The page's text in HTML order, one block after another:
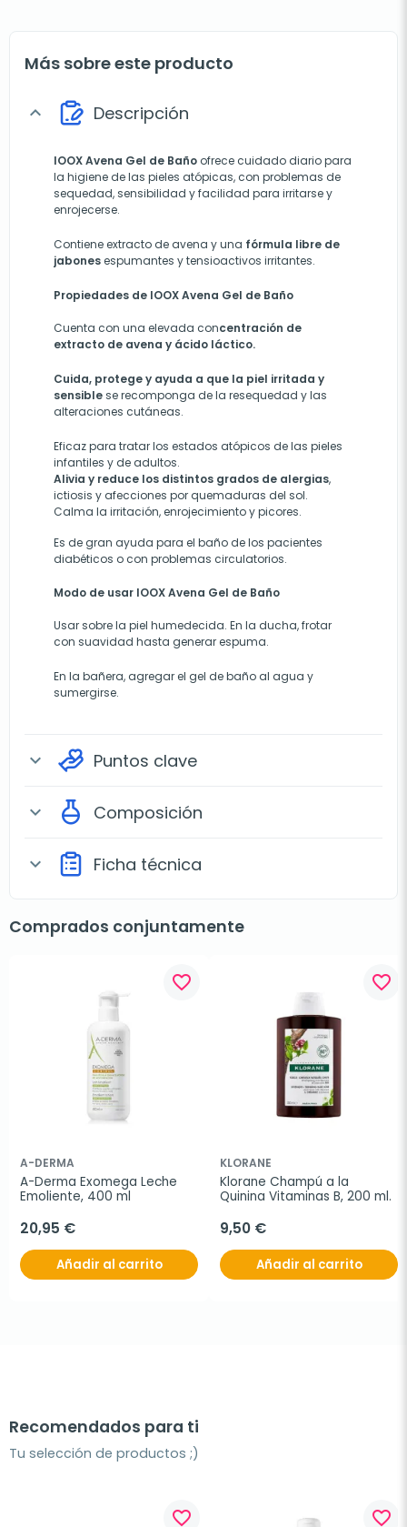
Más sobre este producto
expand_more Descripción
IOOX Avena Gel de Baño ofrece cuidado diario para
la higiene de las pieles atópicas, con problemas de
sequedad, sensibilidad y facilidad para irritarse y
enrojecerse.
Contiene extracto de avena y una fórmula libre de
jabonesespumantes y tensioactivos irritantes.
Propiedades de IOOX Avena Gel de Baño
Cuenta con una elevada concentración de
extracto de avena y ácido láctico.
Cuida, protege y ayuda a que la piel irritada y
sensiblese recomponga de la resequedad y las
alteraciones cutáneas.
Eficaz para tratar los estados atópicos de las pieles
infantiles y de adultos.
Alivia y reduce los distintos grados de alergias,
ictiosis y afecciones por quemaduras del sol.
Calma la irritación, enrojecimiento y picores.
Es de gran ayuda para el baño de los pacientes
diabéticos o con problemas circulatorios.
Modo de usar IOOX Avena Gel de Baño
Usar sobre la piel humedecida. En la ducha, frotar
con suavidad hasta generar espuma.
En la bañera, agregar el gel de baño al agua y
sumergirse.
expand_more Puntos clave
expand_more Composición
expand_more Ficha técnica
Comprados conjuntamente
favorite_border
A-DERMA
A-Derma Exomega Leche
Emoliente, 400 ml
20,95 €
Añadir al carrito
favorite_border
KLORANE
Klorane Champú a la
Quinina Vitaminas B, 200 ml.
9,50 €
Añadir al carrito
Recomendados para ti
Tu selección de productos ;)
favorite_border favorite_border